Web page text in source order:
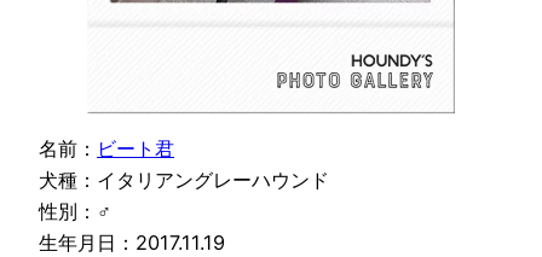
名前： ビート君
犬種：イタリアングレーハウンド
性別：♂
生年月日：2017.11.19